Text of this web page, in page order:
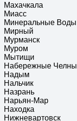
Махачкала
Миасс
Минеральные Воды
Мирный
Мурманск
Муром
Мытищи
Набережные Челны
Надым
Нальчик
Назрань
Нарьян-Мар
Находка
Нижневартовск